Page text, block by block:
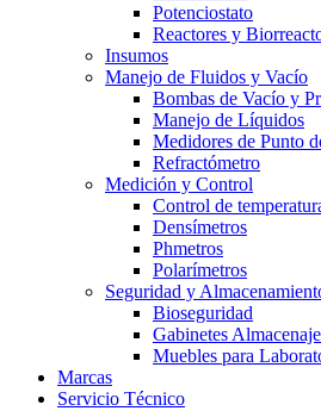
Potenciostato
Reactores y
Insumos
Manejo de Fluidos y Vacío
Bombas de Vacío y
Manejo de Líquidos
Medidores de Punto
Refractómetro
Medición y Control
Control de
Densímetros
Phmetros
Polarímetros
Seguridad y
Bioseguridad
Gabinetes
Muebles para
Marcas
Servicio Técnico